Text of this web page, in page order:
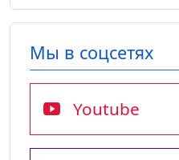
Мы в соцсетях
Youtube